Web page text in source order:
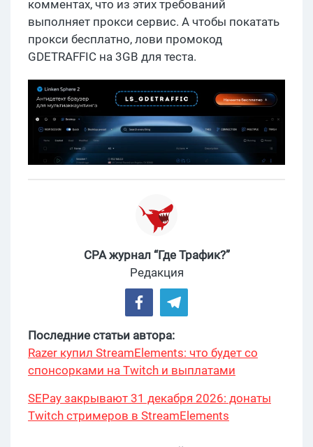
комментах, что из этих требований
выполняет прокси сервис. А чтобы покатать
прокси бесплатно, лови промокод
GDETRAFFIC на 3GB для теста.
CPA журнал “Где Трафик?”
Редакция
Последние статьи автора:
Razer купил StreamElements: что будет со
спонсорками на Twitch и выплатами
SEPay закрывают 31 декабря 2026: донаты
Twitch стримеров в StreamElements